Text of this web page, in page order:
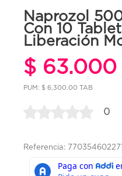
Naprozol
Con 10
Liberación
$ 63.000
PUM: $ 6,300.00 TAB
0
Referencia: